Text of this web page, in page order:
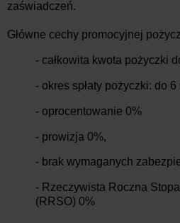
zaświadczeń.
Główne cechy promocyjnej
- całkowita kwota pożyczki
- okres spłaty pożyczki: do 6
- oprocentowanie 0%
- prowizja 0%,
- brak wymaganych
- Rzeczywista Roczna
(RRSO) 0%